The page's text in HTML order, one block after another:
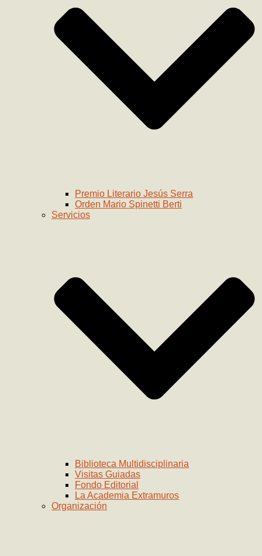
Premio Literario Jesús Serra
Orden Mario Spinetti Berti
Servicios
Biblioteca Multidisciplinaria
Visitas Guiadas
Fondo Editorial
La Academia Extramuros
Organización